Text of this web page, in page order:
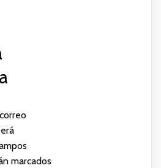
marcados